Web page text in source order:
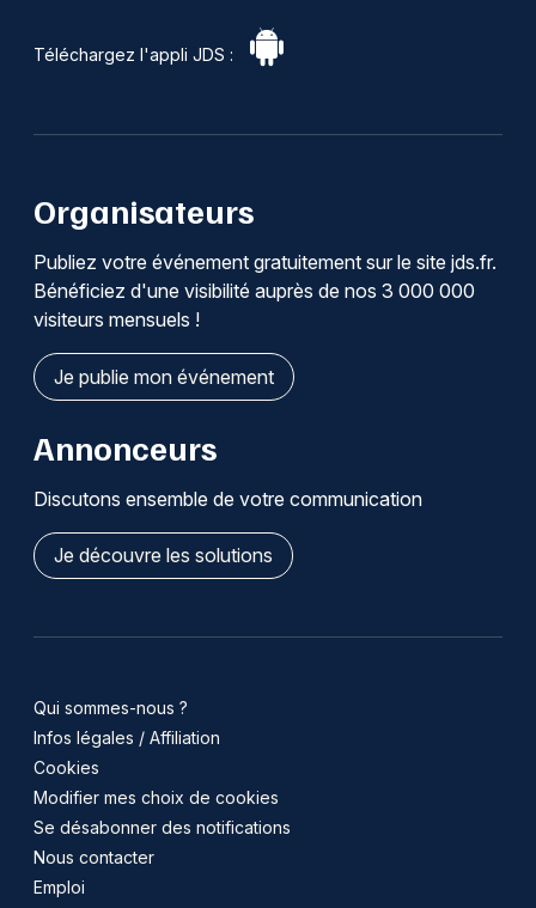
Téléchargez l'appli JDS :
Organisateurs
Publiez votre événement gratuitement sur le site jds.fr.
Bénéficiez d'une visibilité auprès de nos 3 000 000
visiteurs mensuels !
Je publie mon événement
Annonceurs
Discutons ensemble de votre communication
Je découvre les solutions
Qui sommes-nous ?
Infos légales / Affiliation
Cookies
Modifier mes choix de cookies
Se désabonner des notifications
Nous contacter
Emploi